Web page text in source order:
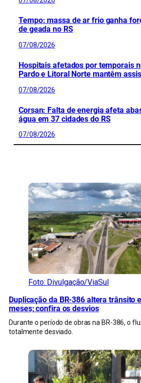
Tempo: massa de ar frio ganha
de geada no RS
07/08/2026
Hospitais afetados por temporais
Pardo e Litoral Norte mantêm
07/08/2026
Corsan: Falta de energia afeta
água em 37 cidades do RS
07/08/2026
Foto: Divulgação/ViaSul
Duplicação da BR-386 altera trânsito
meses; confira os desvios
Durante o período de obras na BR-386, o
totalmente desviado.